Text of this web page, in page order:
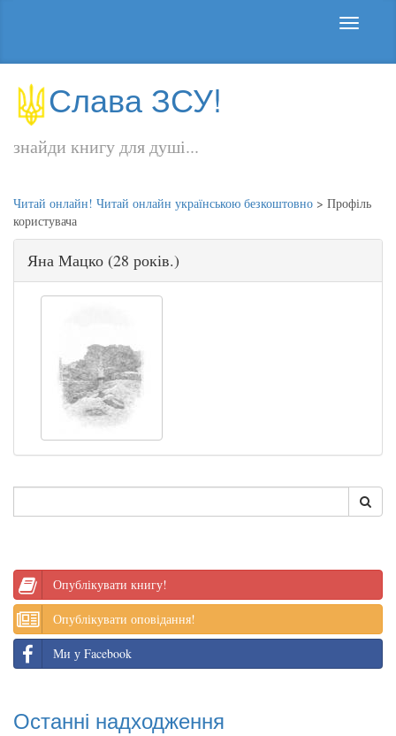
Слава ЗСУ!
знайди книгу для душі...
Читай онлайн! Читай онлайн українською безкоштовно > Профіль
користувача
Яна Мацко (28 років.)
Опублікувати книгу!
Опублікувати оповідання!
Ми у Facebook
Останні надходження